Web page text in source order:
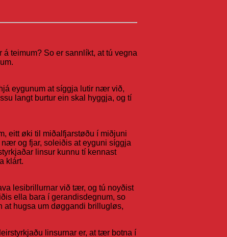
teimum? So er sannlíkt, at tú vegna
eygunum at síggja lutir nær við,
langt burtur ein skal hyggja, og tí
eitt øki til miðalfjarstøðu í miðjuni
og fjar, soleiðis at eyguni síggja
linsur kunnu tí kennast
klárt.
lesibrillurnar við tær, og tú noyðist
ella bara í gerandisdegnum, so
at hugsa um døggandi brillugløs,
linsurnar er, at tær botna í